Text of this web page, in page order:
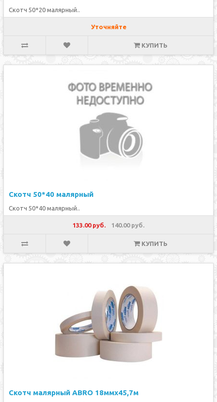
Скотч 50*20 малярный..
Уточняйте
КУПИТЬ
Скотч 50*40 малярный
Скотч 50*40 малярный..
133.00 руб. 140.00 руб.
КУПИТЬ
Скотч малярный ABRO 18ммх45,7м